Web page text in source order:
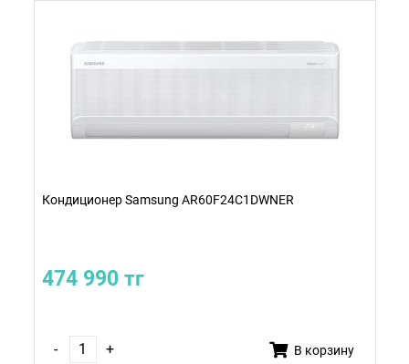
Кондиционер Samsung AR60F24C1DWNER
474 990 тг
- + В корзину